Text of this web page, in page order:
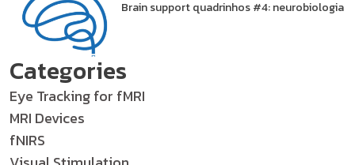
Brain support quadrinhos #4: neurobiologia
Categories
Eye Tracking for fMRI
MRI Devices
fNIRS